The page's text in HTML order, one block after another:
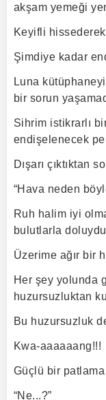
akşam yemeği
Keyifli
Şimdiye kadar
Luna
bir sorun
Sihrim istikrarlı
endişelenecek
Dışarı çıktıktan
“Hava neden
Ruh halim iyi
bulutlarla
Üzerime ağır bir
Her şey yolunda
huzursuzluktan
Bu huzursuzluk
Kwa-aaaaaang!!!
Güçlü bir
“Ne...?”